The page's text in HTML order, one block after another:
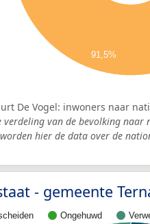
91,5%
De Vogel: inwoners naar
verdeling van de bevolking
hier de data over de
- gemeente
Ongehuwd